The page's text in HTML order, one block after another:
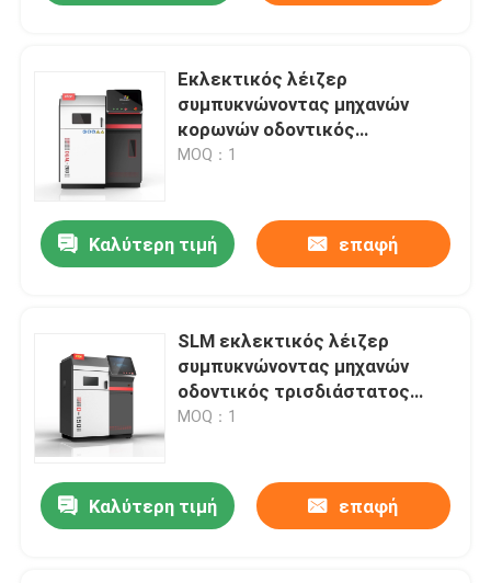
Εκλεκτικός λέιζερ
συμπυκνώνοντας μηχανών
κορωνών οδοντικός
εξοπλισμός εκτύπωσης
MOQ：1
Καλύτερη τιμή επαφή
SLM εκλεκτικός λέιζερ
συμπυκνώνοντας μηχανών
οδοντικός τρισδιάστατος
εκτυπωτής μετάλλων
MOQ：1
Καλύτερη τιμή επαφή